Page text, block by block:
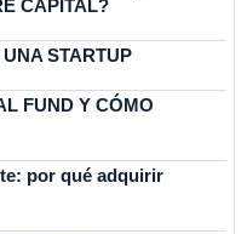
CAPITAL?
STARTUP
FUND Y CÓMO
por qué adquirir